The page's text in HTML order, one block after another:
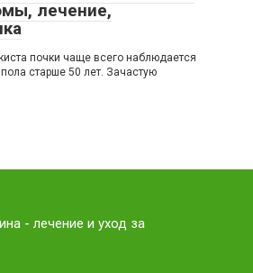
лечение,
почки чаще всего наблюдается
старше 50 лет. Зачастую
- лечение и уход за